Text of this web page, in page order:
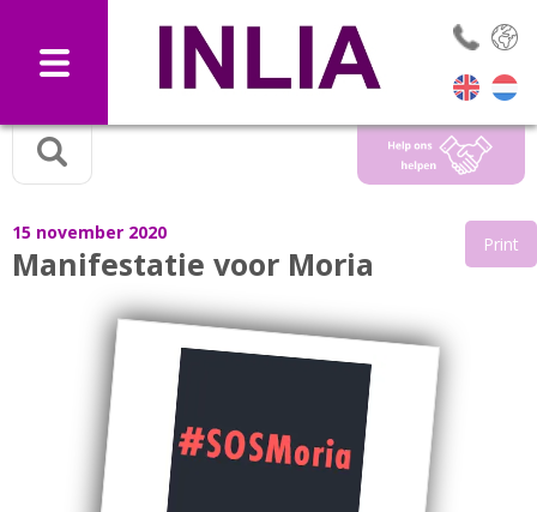
15 november 2020
Manifestatie voor Moria Print